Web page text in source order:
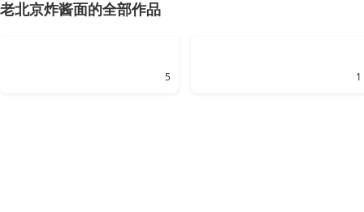
老北京炸酱面的全部作品
5 1